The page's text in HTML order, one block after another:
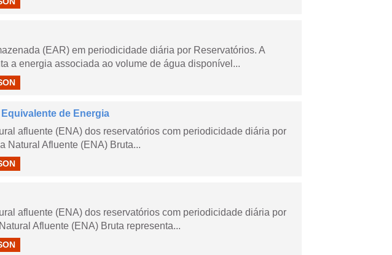
(EAR) em periodicidade diária por Reservatórios. A
a energia associada ao volume de água disponível...
de Energia
afluente (ENA) dos reservatórios com periodicidade diária por
Natural Afluente (ENA) Bruta...
afluente (ENA) dos reservatórios com periodicidade diária por
Afluente (ENA) Bruta representa...